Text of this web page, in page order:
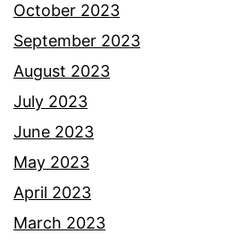
October 2023
September 2023
August 2023
July 2023
June 2023
May 2023
April 2023
March 2023